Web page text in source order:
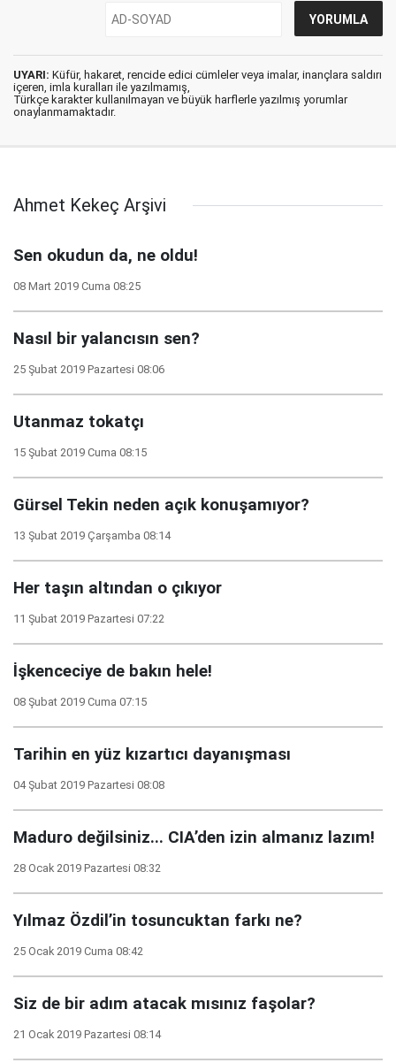
UYARI: Küfür, hakaret, rencide edici cümleler veya imalar, inançlara saldırı
içeren, imla kuralları ile yazılmamış,
Türkçe karakter kullanılmayan ve büyük harflerle yazılmış yorumlar
onaylanmamaktadır.
Ahmet Kekeç Arşivi
Sen okudun da, ne oldu!
08 Mart 2019 Cuma 08:25
Nasıl bir yalancısın sen?
25 Şubat 2019 Pazartesi 08:06
Utanmaz tokatçı
15 Şubat 2019 Cuma 08:15
Gürsel Tekin neden açık konuşamıyor?
13 Şubat 2019 Çarşamba 08:14
Her taşın altından o çıkıyor
11 Şubat 2019 Pazartesi 07:22
İşkenceciye de bakın hele!
08 Şubat 2019 Cuma 07:15
Tarihin en yüz kızartıcı dayanışması
04 Şubat 2019 Pazartesi 08:08
Maduro değilsiniz... CIA’den izin almanız lazım!
28 Ocak 2019 Pazartesi 08:32
Yılmaz Özdil’in tosuncuktan farkı ne?
25 Ocak 2019 Cuma 08:42
Siz de bir adım atacak mısınız faşolar?
21 Ocak 2019 Pazartesi 08:14